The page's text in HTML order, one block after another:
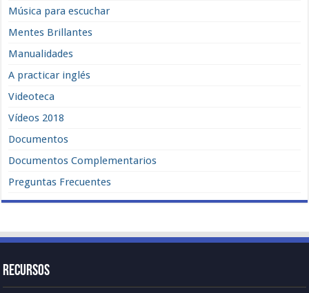
Música para escuchar
Mentes Brillantes
Manualidades
A practicar inglés
Videoteca
Vídeos 2018
Documentos
Documentos Complementarios
Preguntas Frecuentes
Recursos